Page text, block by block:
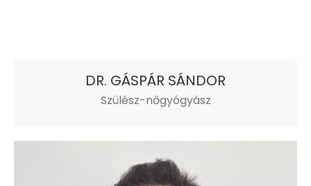
DR. GÁSPÁR SÁNDOR
Szülész-nőgyógyász